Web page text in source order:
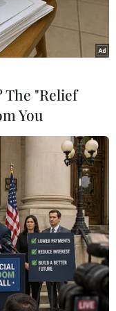
của Công ty Cổ phần
Tín (Hà Nội).
The "Relief
You